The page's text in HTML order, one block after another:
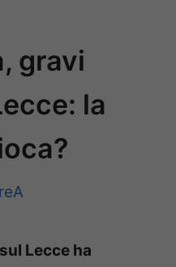
gravi
la
Lecce ha